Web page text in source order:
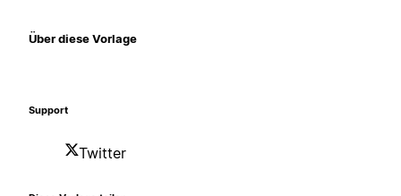
Über diese Vorlage
Support
Twitter